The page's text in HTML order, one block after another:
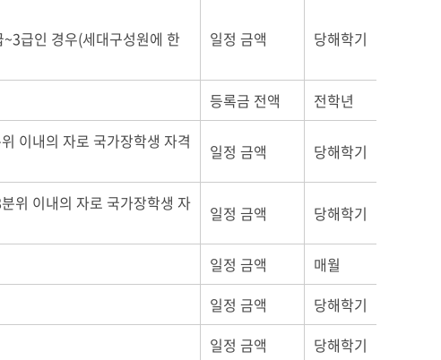
급인 경우(세대구성원에 한
일정 금액 당해학기
등록금 전액 전학년
이내의 자로 국가장학생 자격
일정 금액 당해학기
위 이내의 자로 국가장학생 자
일정 금액 당해학기
일정 금액
매월
일정 금액
당해학기
일정 금액
당해학기